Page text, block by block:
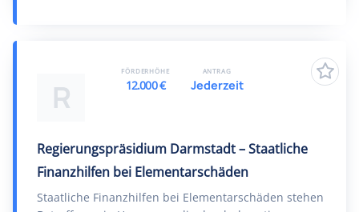
R
Regierungspräsidium Darmstadt – Staatliche
Finanzhilfen bei Elementarschäden
Staatliche Finanzhilfen bei Elementarschäden stehen
FÖRDERHÖHE
12.000 €
ANTRAG
Jederzeit